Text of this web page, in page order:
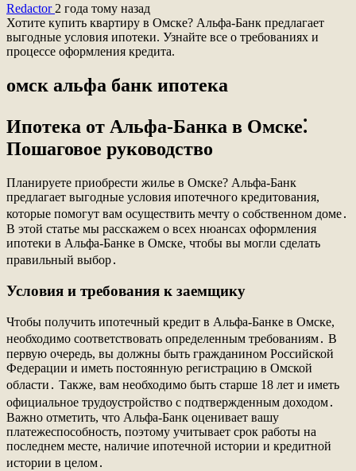
Redactor 2 года тому назад
Хотите купить квартиру в Омске? Альфа-Банк предлагает
выгодные условия ипотеки. Узнайте все о требованиях и
процессе оформления кредита.
омск альфа банк ипотека
Ипотека от Альфа-Банка в Омске⁚
Пошаговое руководство
Планируете приобрести жилье в Омске? Альфа-Банк
предлагает выгодные условия ипотечного кредитования,
которые помогут вам осуществить мечту о собственном доме․
В этой статье мы расскажем о всех нюансах оформления
ипотеки в Альфа-Банке в Омске, чтобы вы могли сделать
правильный выбор․
Условия и требования к заемщику
Чтобы получить ипотечный кредит в Альфа-Банке в Омске,
необходимо соответствовать определенным требованиям․ В
первую очередь, вы должны быть гражданином Российской
Федерации и иметь постоянную регистрацию в Омской
области․ Также, вам необходимо быть старше 18 лет и иметь
официальное трудоустройство с подтвержденным доходом․
Важно отметить, что Альфа-Банк оценивает вашу
платежеспособность, поэтому учитывает срок работы на
последнем месте, наличие ипотечной истории и кредитной
истории в целом․